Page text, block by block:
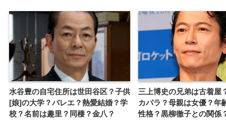
水谷豊の自宅住所は世田谷区？子供
[娘]の大学？バレエ？熱愛結婚？学
校？名前は趣里？同棲？金八？
三上博史の兄弟は古着屋
カパラ？母親は女優？年
性格？黒柳徹子との関係